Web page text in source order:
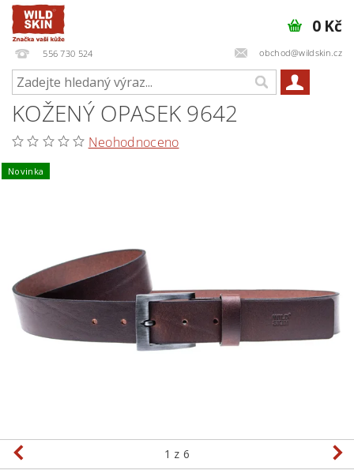
556 730 524 obchod@wildskin.cz
0 Kč
KOŽENÝ OPASEK 9642
Neohodnoceno
Novinka
1 z 6